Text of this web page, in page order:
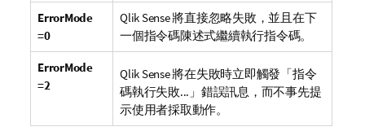
ErrorMode
=0
Qlik Sense將直接忽略失敗，並且在下
一個指令碼陳述式繼續執行指令碼。
ErrorMode
=2
Qlik Sense將在失敗時立即觸發「指令
碼執行失敗...」錯誤訊息，而不事先提
示使用者採取動作。